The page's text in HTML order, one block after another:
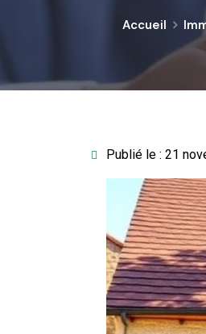
Accueil
Publié le : 21